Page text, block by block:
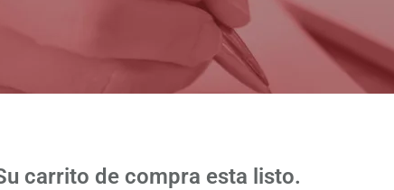
carrito de compra esta listo.